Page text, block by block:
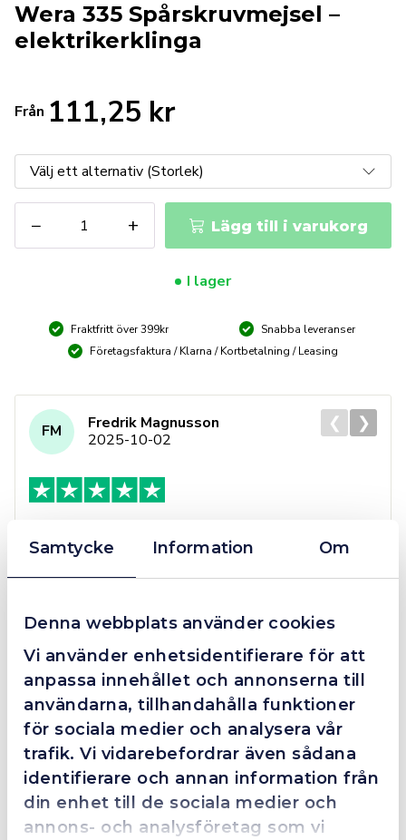
Samtycke Information Om
Denna webbplats använder cookies
Vi använder enhetsidentifierare för att
anpassa innehållet och annonserna till
användarna, tillhandahålla funktioner
för sociala medier och analysera vår
trafik. Vi vidarebefordrar även sådana
identifierare och annan information från
din enhet till de sociala medier och
annons- och analysföretag som vi
Wera 335 Spårskruvmejsel –
elektrikerklinga
Från 111,25 kr
−
335
Spårskruvmejsel
+ Lägg till i varukorg
I lager
Fraktfritt över 399kr
Snabba leveranser
Företagsfaktura / Klarna / Kortbetalning / Leasing
4.4 10 Reviews
FM
Fredrik Magnusson
2025-10-02
Dom här grabbarna är definitionen av serviceminded.
Trots en billigare order, som det blev lite strul med,
förväntan. Hade kontakt med Alexander, som förtjänar
❮ ❯
Beskrivning